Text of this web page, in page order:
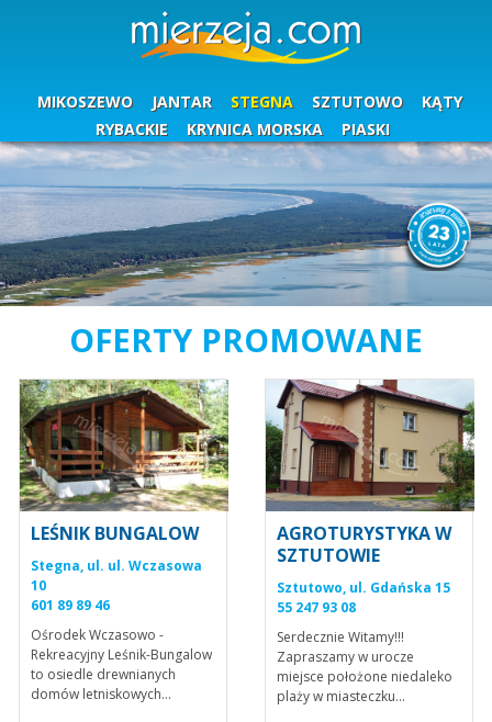
MIKOSZEWO JANTAR STEGNA SZTUTOWO
KĄTY
RYBACKIE
KRYNICA MORSKA PIASKI
OFERTY PROMOWANE
LEŚNIK BUNGALOW
Stegna, ul. ul. Wczasowa
10
601 89 89 46
Ośrodek Wczasowo -
Rekreacyjny Leśnik-Bungalow
to osiedle drewnianych
domów letniskowych...
AGROTURYSTYKA W
SZTUTOWIE
Sztutowo, ul. Gdańska 15
55 247 93 08
Serdecznie Witamy!!!
Zapraszamy w urocze
miejsce położone niedaleko
plaży w miasteczku...